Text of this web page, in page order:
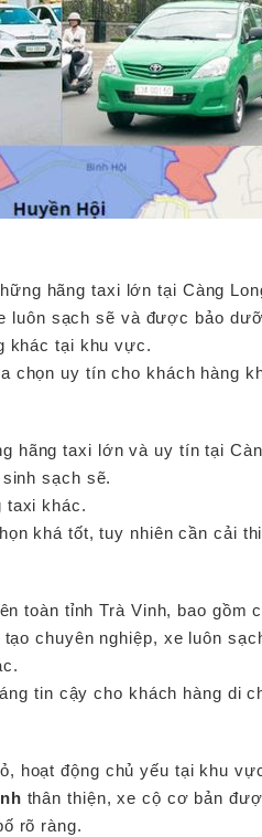
hãng taxi lớn tại Càng
luôn sạch sẽ và được bảo
khác tại khu vực.
chọn uy tín cho khách hàng
hãng taxi lớn và uy tín tại
sạch sẽ.
taxi khác.
khá tốt, tuy nhiên cần cải
toàn tỉnh Trà Vinh, bao gồm
chuyên nghiệp, xe luôn
tin cậy cho khách hàng di
hoạt động chủ yếu tại khu
thân thiện, xe cộ cơ bản
rõ ràng.